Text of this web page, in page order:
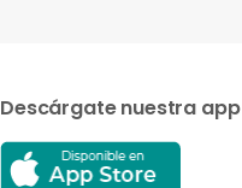
Descárgate nuestra app